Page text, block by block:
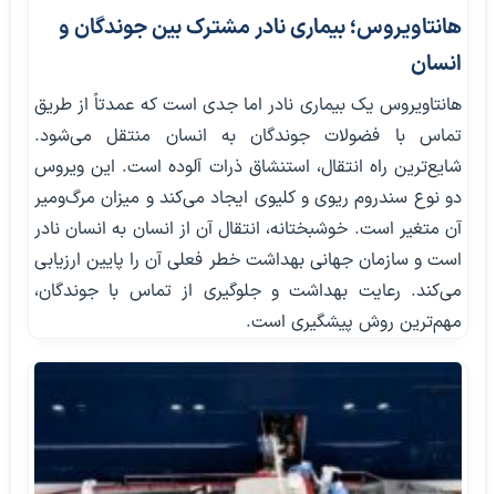
هانتاویروس؛ بیماری نادر مشترک بین جوندگان و
انسان
هانتاویروس یک بیماری نادر اما جدی است که عمدتاً از طریق
تماس با فضولات جوندگان به انسان منتقل می‌شود.
شایع‌ترین راه انتقال، استنشاق ذرات آلوده است. این ویروس
دو نوع سندروم ریوی و کلیوی ایجاد می‌کند و میزان مرگ‌ومیر
آن متغیر است. خوشبختانه، انتقال آن از انسان به انسان نادر
است و سازمان جهانی بهداشت خطر فعلی آن را پایین ارزیابی
می‌کند. رعایت بهداشت و جلوگیری از تماس با جوندگان،
مهم‌ترین روش پیشگیری است.